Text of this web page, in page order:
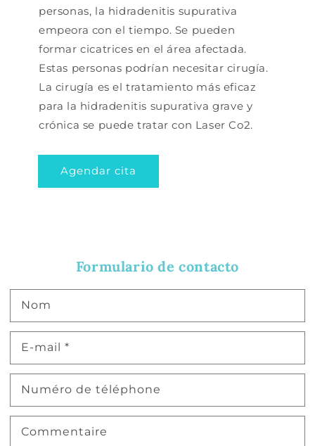
personas, la hidradenitis supurativa
empeora con el tiempo. Se pueden
formar cicatrices en el área afectada.
Estas personas podrían necesitar cirugía.
La cirugía es el tratamiento más eficaz
para la hidradenitis supurativa grave y
crónica se puede tratar con Laser Co2.
Agendar cita
Formulario de contacto
Nom
E-mail *
Numéro de téléphone
Commentaire